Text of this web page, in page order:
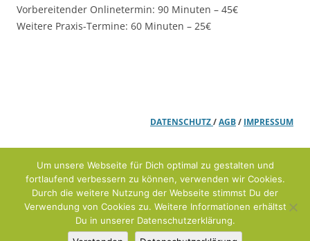
Vorbereitender Onlinetermin: 90 Minuten – 45€
Weitere Praxis-Termine: 60 Minuten – 25€
DATENSCHUTZ/AGB/ IMPRESSUM
Um unsere Webseite für Dich optimal zu gestalten und
fortlaufend verbessern zu können, verwenden wir Cookies.
Durch die weitere Nutzung der Webseite stimmst Du der
Verwendung von Cookies zu. Weitere Informationen erhältst
Du in unserer Datenschutzerklärung.